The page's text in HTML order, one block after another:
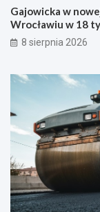
Gajowicka w
Wrocławiu w 18
8 sierpnia 2026